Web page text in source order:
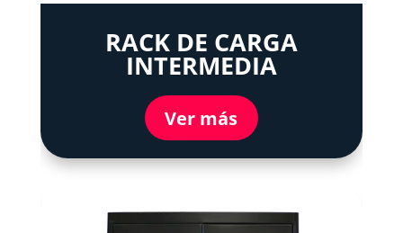
RACK DE CARGA
INTERMEDIA
Ver más